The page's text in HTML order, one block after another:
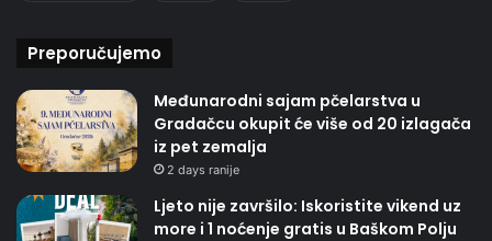
Preporučujemo
Međunarodni sajam pčelarstva u
Gradačcu okupit će više od 20 izlagača
iz pet zemalja
2 days ranije
Ljeto nije završilo: Iskoristite vikend uz
more i 1 noćenje gratis u Baškom Polju